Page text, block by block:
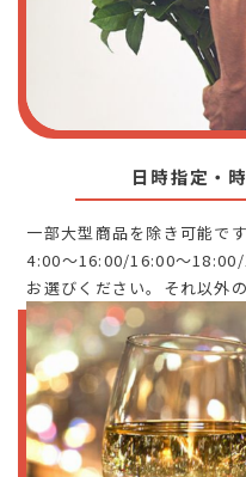
日時指定・
一部大型商品を除き可能で
4:00～16:00/16:00～
お選びください。それ以外